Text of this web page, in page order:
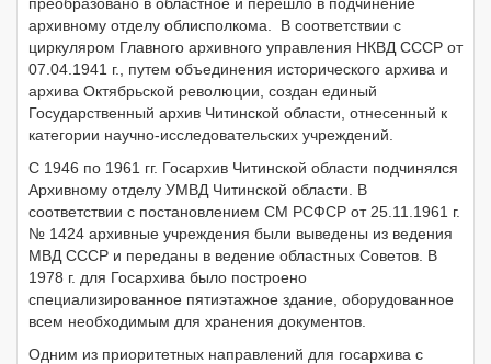
архивному отделу облисполкома. В соответствии с
циркуляром Главного архивного управления НКВД СССР от
07.04.1941 г., путем объединения исторического архива и
архива Октябрьской революции, создан единый
Государственный архив Читинской области, отнесенный к
категории научно-исследовательских учреждений.
С 1946 по 1961 гг. Госархив Читинской области подчинялся
Архивному отделу УМВД Читинской области. В
соответствии с постановлением СМ РСФСР от 25.11.1961 г.
№ 1424 архивные учреждения были выведены из ведения
МВД СССР и переданы в ведение областных Советов. В
1978 г. для Госархива было построено
специализированное пятиэтажное здание, оборудованное
всем необходимым для хранения документов.
Одним из приоритетных направлений для госархива с